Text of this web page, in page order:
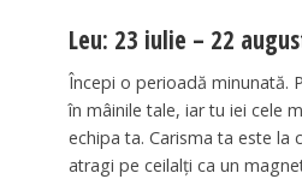
Leu: 23 iulie – 22
Începi o perioadă minunată.
în mâinile tale, iar tu iei cele
echipa ta. Carisma ta este la
atragi pe ceilalți ca un